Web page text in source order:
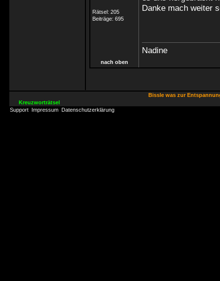
Rätsel: 205
Beiträge: 695
Danke mach weiter
Nadine
nach oben
Bissle was zur
Kreuzworträtsel
Support Impressum Datenschutzerklärung